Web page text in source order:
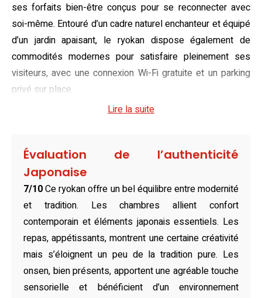
ses forfaits bien-être conçus pour se reconnecter avec
soi-même. Entouré d’un cadre naturel enchanteur et équipé
d’un jardin apaisant, le ryokan dispose également de
commodités modernes pour satisfaire pleinement ses
visiteurs, avec une connexion Wi-Fi gratuite et un parking
privé sur place.
Bien que toutes les chambres partagent une esthétique
différentes configurations pour répondre aux préférences
de chacun. Des futons confortables et des espaces
lumineux combinent design raffiné et fonctionnalité.
Certaines chambres offrent une vue imprenable sur les
sérénité. Chaque logement inclut des équipements
modernes tels qu’une télévision à écran plat ou un
réfrigérateur pour garantir un confort optimal durant toute la
durée du séjour.
Lire la suite
Évaluation de l’authenticité
Japonaise
7/10Ce ryokan offre un bel équilibre entre modernité
et tradition. Les chambres allient confort
contemporain et éléments japonais essentiels. Les
repas, appétissants, montrent une certaine créativité
mais s’éloignent un peu de la tradition pure. Les
onsen, bien présents, apportent une agréable touche
sensorielle et bénéficient d’un environnement